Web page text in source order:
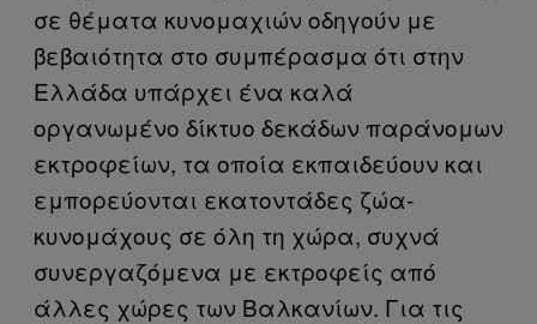
σε θέματα κυνομαχιών οδηγούν με
βεβαιότητα στο συμπέρασμα ότι στην
Ελλάδα υπάρχει ένα καλά
οργανωμένο δίκτυο δεκάδων παράνομων
εκτροφείων, τα οποία εκπαιδεύουν και
εμπορεύονται εκατοντάδες ζώα-
κυνομάχους σε όλη τη χώρα, συχνά
συνεργαζόμενα με εκτροφείς από
άλλες χώρες των Βαλκανίων. Για τις